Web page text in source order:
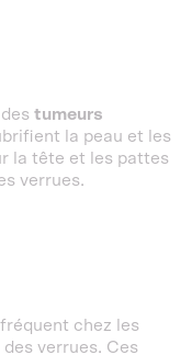
tumeurs
la peau et les
la tête et les pattes
verrues.
fréquent chez les
verrues. Ces